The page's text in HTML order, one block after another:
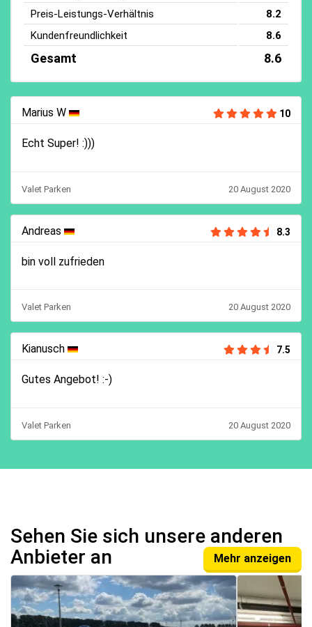
Preis-Leistungs-Verhältnis
8.2
Kundenfreundlichkeit
8.6
Gesamt 8.6
Marius W 10
Echt Super! :)))
Valet Parken 20 August 2020
Andreas 8.3
bin voll zufrieden
Valet Parken 20 August 2020
Kianusch 7.5
Gutes Angebot! :-)
Valet Parken 20 August 2020
Sehen Sie sich unsere anderen
Anbieter an
Mehr anzeigen